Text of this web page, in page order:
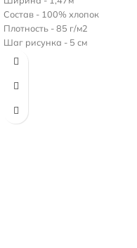
Состав - 100% хлопок
Плотность - 85 г/м2
Шаг рисунка - 5 см